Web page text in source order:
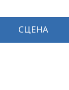
СЦЕНА